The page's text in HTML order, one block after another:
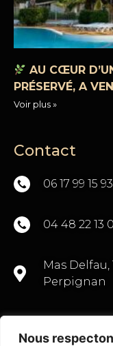
Nous
AU CŒUR
PRÉSERVÉ, A
Voir plus »
Contact
06 17 99 15 93
04 48 22 13
Mas Delfau,
Perpignan